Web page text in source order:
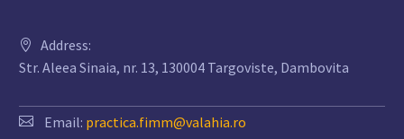
Address:
Str. Aleea Sinaia, nr. 13, 130004 Targoviste, Dambovita
Email: practica.fimm@valahia.ro